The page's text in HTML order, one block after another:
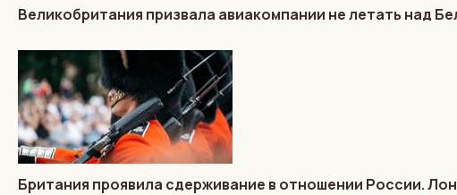
Великобритания призвала авиакомпании не летать над
Британия проявила сдерживание в отношении России.